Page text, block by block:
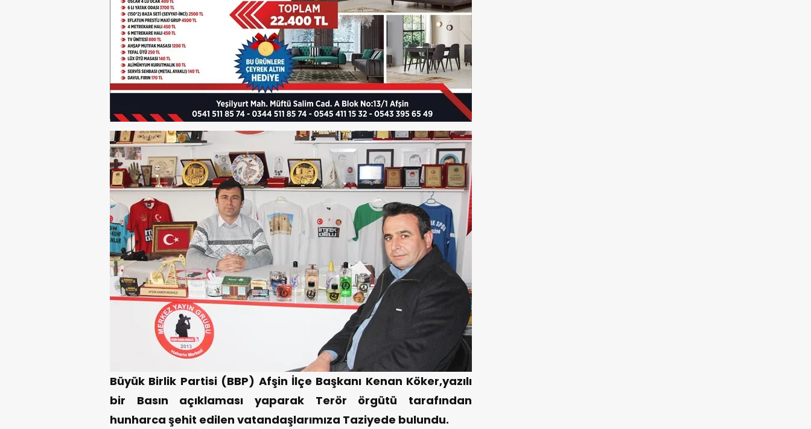
Büyük Birlik Partisi (BBP) Afşin İlçe Başkanı Kenan Köker,yazılı
bir Basın açıklaması yaparak Terör örgütü tarafından
hunharca şehit edilen vatandaşlarımıza Taziyede bulundu.